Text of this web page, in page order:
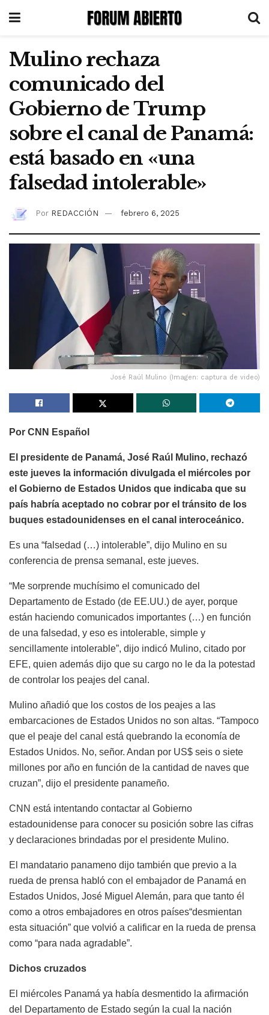
Mulino rechaza
comunicado del
Gobierno de Trump
sobre el canal de Panamá:
está basado en «una
falsedad intolerable»
Por REDACCIÓN febrero 6, 2025
José Raúl Mulino (Imagen: captura de video)
Por CNN Español
El presidente de Panamá, José Raúl Mulino, rechazó
este jueves la información divulgada el miércoles por
el Gobierno de Estados Unidos que indicaba que su
país habría aceptado no cobrar por el tránsito de los
buques estadounidenses en el canal interoceánico.
Es una “falsedad (…) intolerable”, dijo Mulino en su
conferencia de prensa semanal, este jueves.
“Me sorprende muchísimo el comunicado del
Departamento de Estado (de EE.UU.) de ayer, porque
están haciendo comunicados importantes (…) en función
de una falsedad, y eso es intolerable, simple y
sencillamente intolerable”, dijo indicó Mulino, citado por
EFE, quien además dijo que su cargo no le da la potestad
de controlar los peajes del canal.
Mulino añadió que los costos de los peajes a las
embarcaciones de Estados Unidos no son altas. “Tampoco
que el peaje del canal está quebrando la economía de
Estados Unidos. No, señor. Andan por US$ seis o siete
millones por año en función de la cantidad de naves que
cruzan”, dijo el presidente panameño.
CNN está intentando contactar al Gobierno
estadounidense para conocer su posición sobre las cifras
y declaraciones brindadas por el presidente Mulino.
El mandatario panameno dijo también que previo a la
rueda de prensa habló con el embajador de Panamá en
Estados Unidos, José Miguel Alemán, para que tanto él
como a otros embajadores en otros países“desmientan
esta situación” que volvió a calificar en la rueda de prensa
como “para nada agradable”.
Dichos cruzados
El miércoles Panamá ya había desmentido la afirmación
del Departamento de Estado según la cual la nación